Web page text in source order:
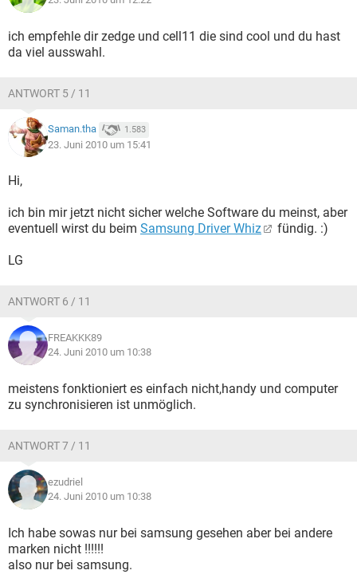
ich empfehle dir zedge und cell11 die sind cool und du hast
da viel ausswahl.
ANTWORT 5 / 11
Saman.tha 1.583
23. Juni 2010 um 15:41
Hi,
ich bin mir jetzt nicht sicher welche Software du meinst, aber
eventuell wirst du beim Samsung Driver Whiz fündig. :)
LG
ANTWORT 6 / 11
FREAKKK89
24. Juni 2010 um 10:38
meistens fonktioniert es einfach nicht,handy und computer
zu synchronisieren ist unmöglich.
ANTWORT 7 / 11
ezudriel
24. Juni 2010 um 10:38
Ich habe sowas nur bei samsung gesehen aber bei andere
marken nicht !!!!!!
also nur bei samsung.